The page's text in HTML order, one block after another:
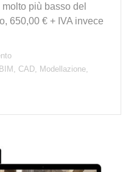
più basso del
650,00 € + IVA invece
BIM CAD Modellazione